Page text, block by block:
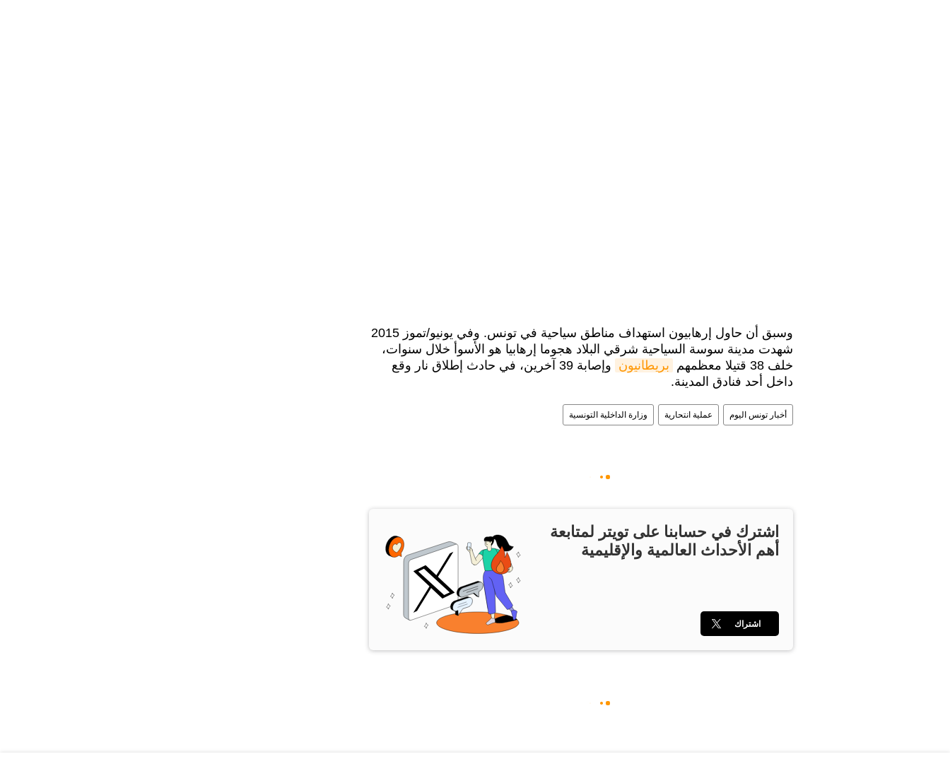
وسبق أن حاول إرهابيون استهداف مناطق سياحية في تونس. وفي يونيو/تموز 2015
شهدت مدينة سوسة السياحية شرقي البلاد هجوما إرهابيا هو الأسوأ خلال سنوات،
خلف 38 قتيلا معظمهم
بريطانيون
وإصابة 39 آخرين، في حادث إطلاق نار وقع
داخل أحد فنادق المدينة.
أخبار تونس اليوم عملية انتحارية وزارة الداخلية التونسية
اشترك في حسابنا على تويتر لمتابعة
أهم الأحداث العالمية والإقليمية
اشتراك